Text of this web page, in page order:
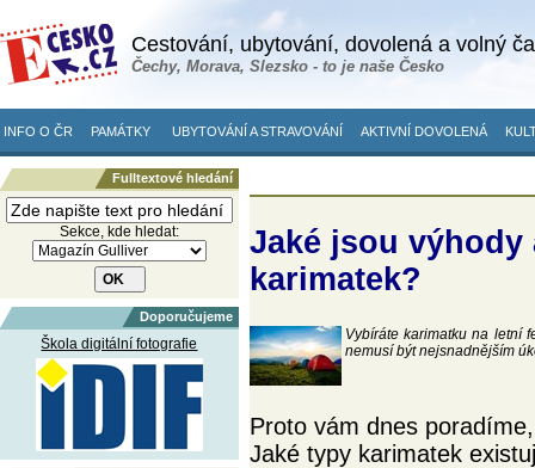
Cestování, ubytování, dovolená a volný
Čechy, Morava, Slezsko - to je naše Česko
INFO O ČR PAMÁTKY UBYTOVÁNÍ A STRAVOVÁNÍ AKTIVNÍ DOVOLENÁ
Fulltextové hledání
Sekce, kde hledat:
Doporučujeme
Škola digitální fotografie
Jaké jsou
karimatek?
Vybíráte karimatku na letní
nemusí být nejsnadnějším
Proto vám dnes
Jaké typy karimatek